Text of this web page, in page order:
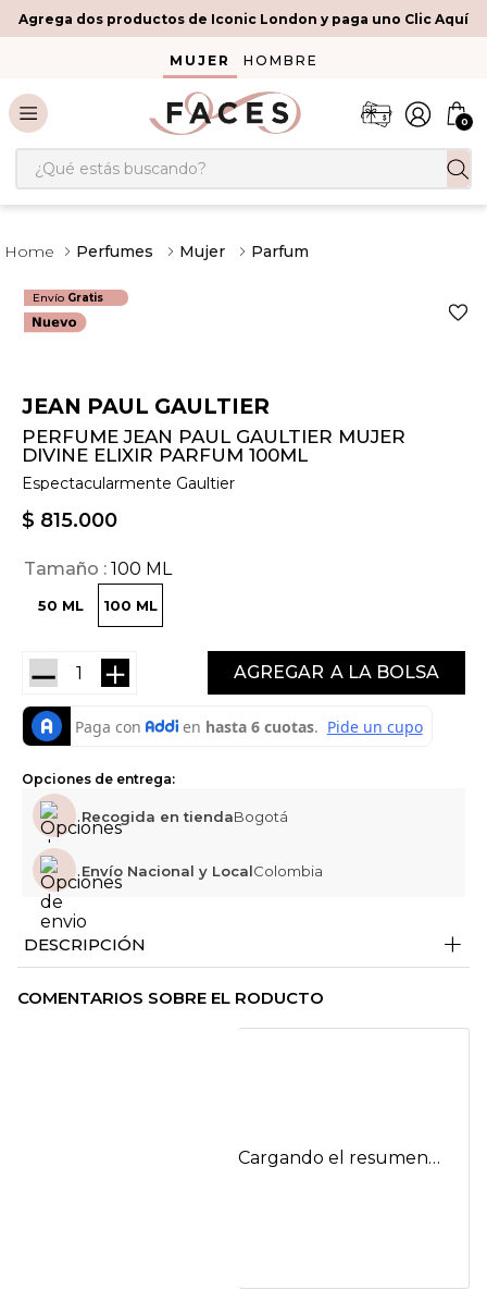
Agrega dos productos de Iconic London y paga uno Clic Aquí
MUJER HOMBRE
0
¿Qué estás buscando?
Perfumes Mujer Parfum
Envío Gratis
JEAN PAUL GAULTIER
PERFUME JEAN PAUL GAULTIER MUJER
DIVINE ELIXIR PARFUM 100ML
Espectacularmente Gaultier
$ 815.000
Tamaño 100 ML
100 ML
50 ML
＋
－ AGREGAR
Opciones de entrega:
Recogida en tiendaBogotá
Envío Nacional y LocalColombia
DESCRIPCIÓN +
COMENTARIOS SOBRE EL RODUCTO
Cargando el resumen…